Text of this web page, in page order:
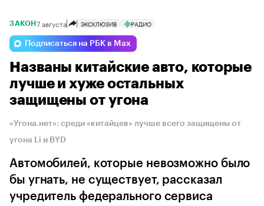
ЗАКОН 7 августа ЭКСКЛЮЗИВ РАДИО
Подписаться на РБК в Max
Названы китайские авто, которые
лучше и хуже остальных
защищены от угона
«Угона.нет»: среди «китайцев» лучше всего защищены от
угона Li и BYD
Автомобилей, которые невозможно было
бы угнать, не существует, рассказал
учредитель федерального сервиса